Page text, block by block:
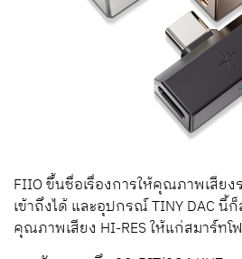
FIIO ขึ้นชื่อเรื่องการให้คุณภาพเสีย
เข้าถึงได้ และอุปกรณ์ TINY DAC นี้
คุณภาพเสียง HI-RES ให้แก่สมาร์ทโ